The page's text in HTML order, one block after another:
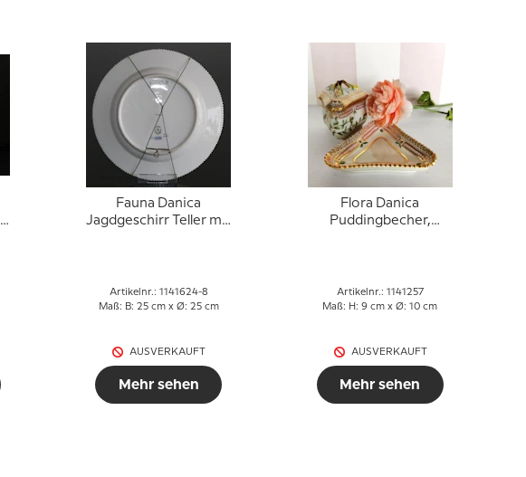
Fauna Danica
Jagdgeschirr Teller mit
Artikelnr.: 1141624-8
Maß: B: 25 cm x Ø: 25 cm
AUSVERKAUFT
Mehr sehen
Flora Danica
Puddingbecher,
Artikelnr.: 1141257
Maß: H: 9 cm x Ø: 10 cm
AUSVERKAUFT
Mehr sehen